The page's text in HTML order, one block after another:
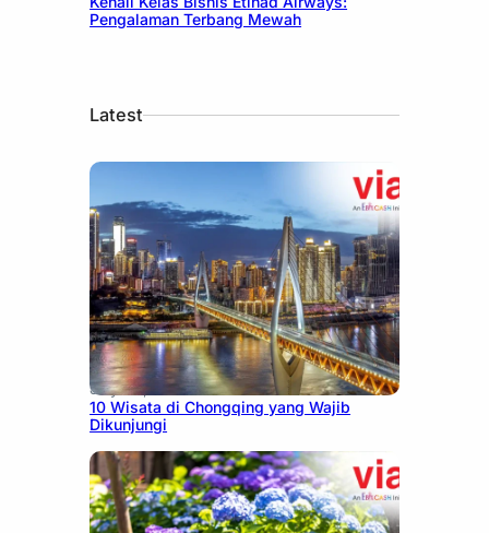
Pengalaman Terbang Mewah
Latest
July 30, 2026
10 Wisata di Chongqing yang Wajib
Dikunjungi